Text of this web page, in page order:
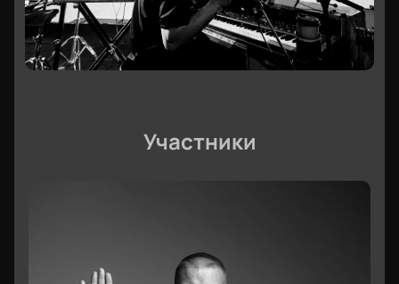
Участники